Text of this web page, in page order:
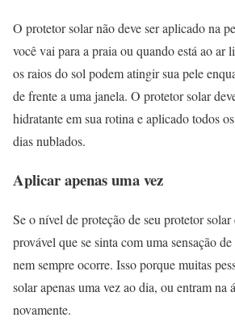
O protetor solar não deve ser aplicado na
você vai para a praia ou quando está ao ar
os raios do sol podem atingir sua pele
de frente a uma janela. O protetor solar
hidratante em sua rotina e aplicado todos
dias nublados.
Aplicar apenas uma vez
Se o nível de proteção de seu protetor
provável que se sinta com uma sensação
nem sempre ocorre. Isso porque muitas
solar apenas uma vez ao dia, ou entram na
novamente.